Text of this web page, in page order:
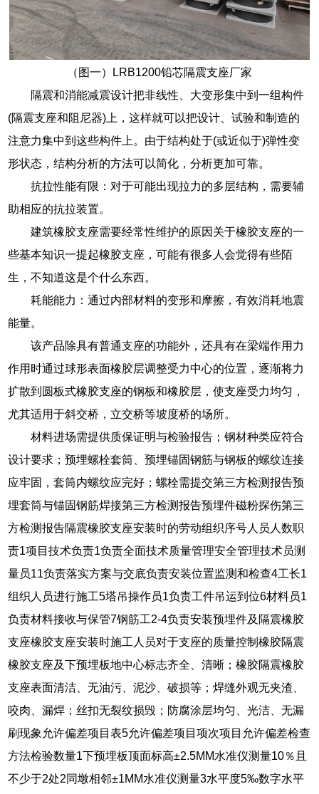
（图一）LRB1200铅芯隔震支座厂家
隔震和消能减震设计把非线性、大变形集中到一组构件
(隔震支座和阻尼器)上，这样就可以把设计、试验和制造的
注意力集中到这些构件上。由于结构处于(或近似于)弹性变
形状态，结构分析的方法可以简化，分析更加可靠。
抗拉性能有限：对于可能出现拉力的多层结构，需要辅
助相应的抗拉装置。
建筑橡胶支座需要经常性维护的原因关于橡胶支座的一
些基本知识一提起橡胶支座，可能有很多人会觉得有些陌
生，不知道这是个什么东西。
耗能能力：通过内部材料的变形和摩擦，有效消耗地震
能量。
该产品除具有普通支座的功能外，还具有在梁端作用力
作用时通过球形表面橡胶层调整受力中心的位置，逐渐将力
扩散到圆板式橡胶支座的钢板和橡胶层，使支座受力均匀，
尤其适用于斜交桥，立交桥等坡度桥的场所。
材料进场需提供质保证明与检验报告；钢材种类应符合
设计要求；预埋螺栓套筒、预埋锚固钢筋与钢板的螺纹连接
应牢固，套筒内螺纹应完好；螺栓需提交第三方检测报告预
埋套筒与锚固钢筋焊接第三方检测报告预埋件磁粉探伤第三
方检测报告隔震橡胶支座安装时的劳动组织序号人员人数职
责1项目技术负责1负责全面技术质量管理安全管理技术员测
量员11负责落实方案与交底负责安装位置监测和检查4工长1
组织人员进行施工5塔吊操作员1负责工件吊运到位6材料员1
负责材料接收与保管7钢筋工2-4负责安装预埋件及隔震橡胶
支座橡胶支座安装时施工人员对于支座的质量控制橡胶隔震
橡胶支座及下预埋板地中心标志齐全、清晰；橡胶隔震橡胶
支座表面清洁、无油污、泥沙、破损等；焊缝外观无夹渣、
咬肉、漏焊；丝扣无裂纹损毁；防腐涂层均匀、光洁、无漏
刷现象允许偏差项目表5允许偏差项目项次项目允许偏差检查
方法检验数量1下预埋板顶面标高±2.5MM水准仪测量10％且
不少于2处2同墩相邻±1MM水准仪测量3水平度5‰数字水平